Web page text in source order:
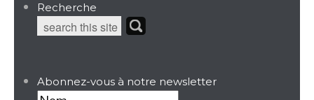
Recherche
Abonnez-vous à notre newsletter